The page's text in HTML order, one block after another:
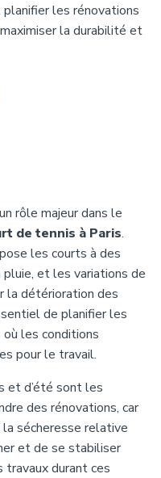
les rénovations
la durabilité et
rôle majeur dans le
de tennis à Paris.
les courts à des
et les variations de
la détérioration des
de planifier les
les conditions
pour le travail.
et d’été sont les
des rénovations, car
sécheresse relative
et de se stabiliser
durant ces